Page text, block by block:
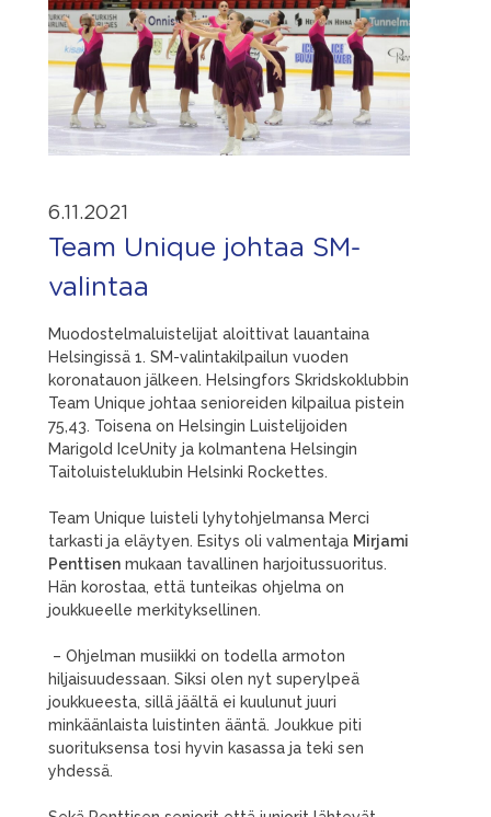
6.11.2021
Team Unique johtaa SM-
valintaa
Muodostelmaluistelijat aloittivat lauantaina
Helsingissä 1. SM-valintakilpailun vuoden
koronatauon jälkeen. Helsingfors Skridskoklubbin
Team Unique johtaa senioreiden kilpailua pistein
75,43. Toisena on Helsingin Luistelijoiden
Marigold IceUnity ja kolmantena Helsingin
Taitoluisteluklubin Helsinki Rockettes.
Team Unique luisteli lyhytohjelmansa Merci
tarkasti ja eläytyen. Esitys oli valmentaja Mirjami
Penttisen mukaan tavallinen harjoitussuoritus.
Hän korostaa, että tunteikas ohjelma on
joukkueelle merkityksellinen.
– Ohjelman musiikki on todella armoton
hiljaisuudessaan. Siksi olen nyt superylpeä
joukkueesta, sillä jäältä ei kuulunut juuri
minkäänlaista luistinten ääntä. Joukkue piti
suorituksensa tosi hyvin kasassa ja teki sen
yhdessä.